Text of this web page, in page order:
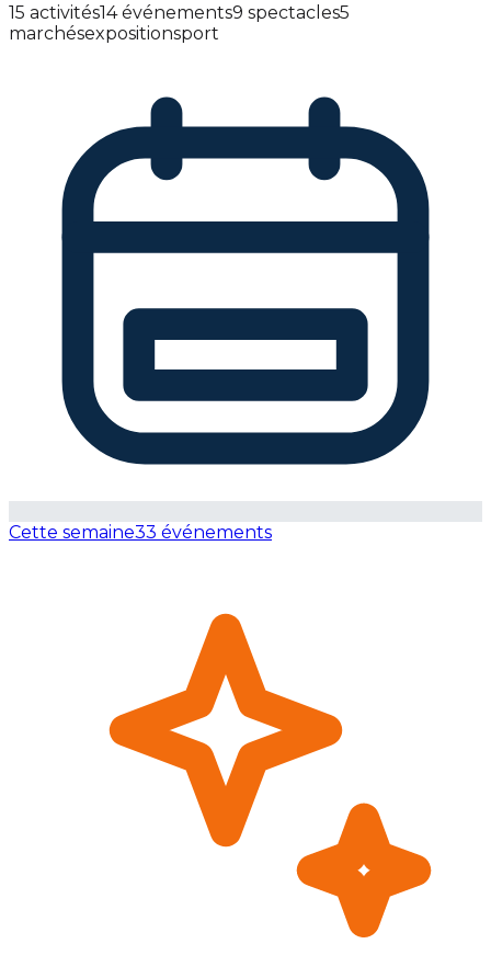
15 activités14 événements9 spectacles5
marchésexpositionsport
Cette semaine33 événements